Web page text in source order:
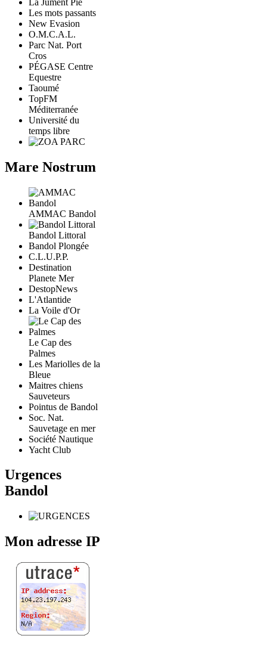
Les mots passants
New Evasion
O.M.C.A.L.
Parc Nat. Port
Cros
PÉGASE Centre
Equestre
Taoumé
TopFM
Méditerranée
Université du
temps libre
Mare Nostrum
AMMAC Bandol
Bandol Littoral
Bandol Plongée
C.L.U.P.P.
Destination
Planete Mer
DestopNews
L'Atlantide
La Voile d'Or
Le Cap des
Palmes
Les Mariolles de la
Bleue
Maitres chiens
Sauveteurs
Pointus de Bandol
Soc. Nat.
Sauvetage en mer
Société Nautique
Yacht Club
Urgences
Bandol
Mon adresse IP